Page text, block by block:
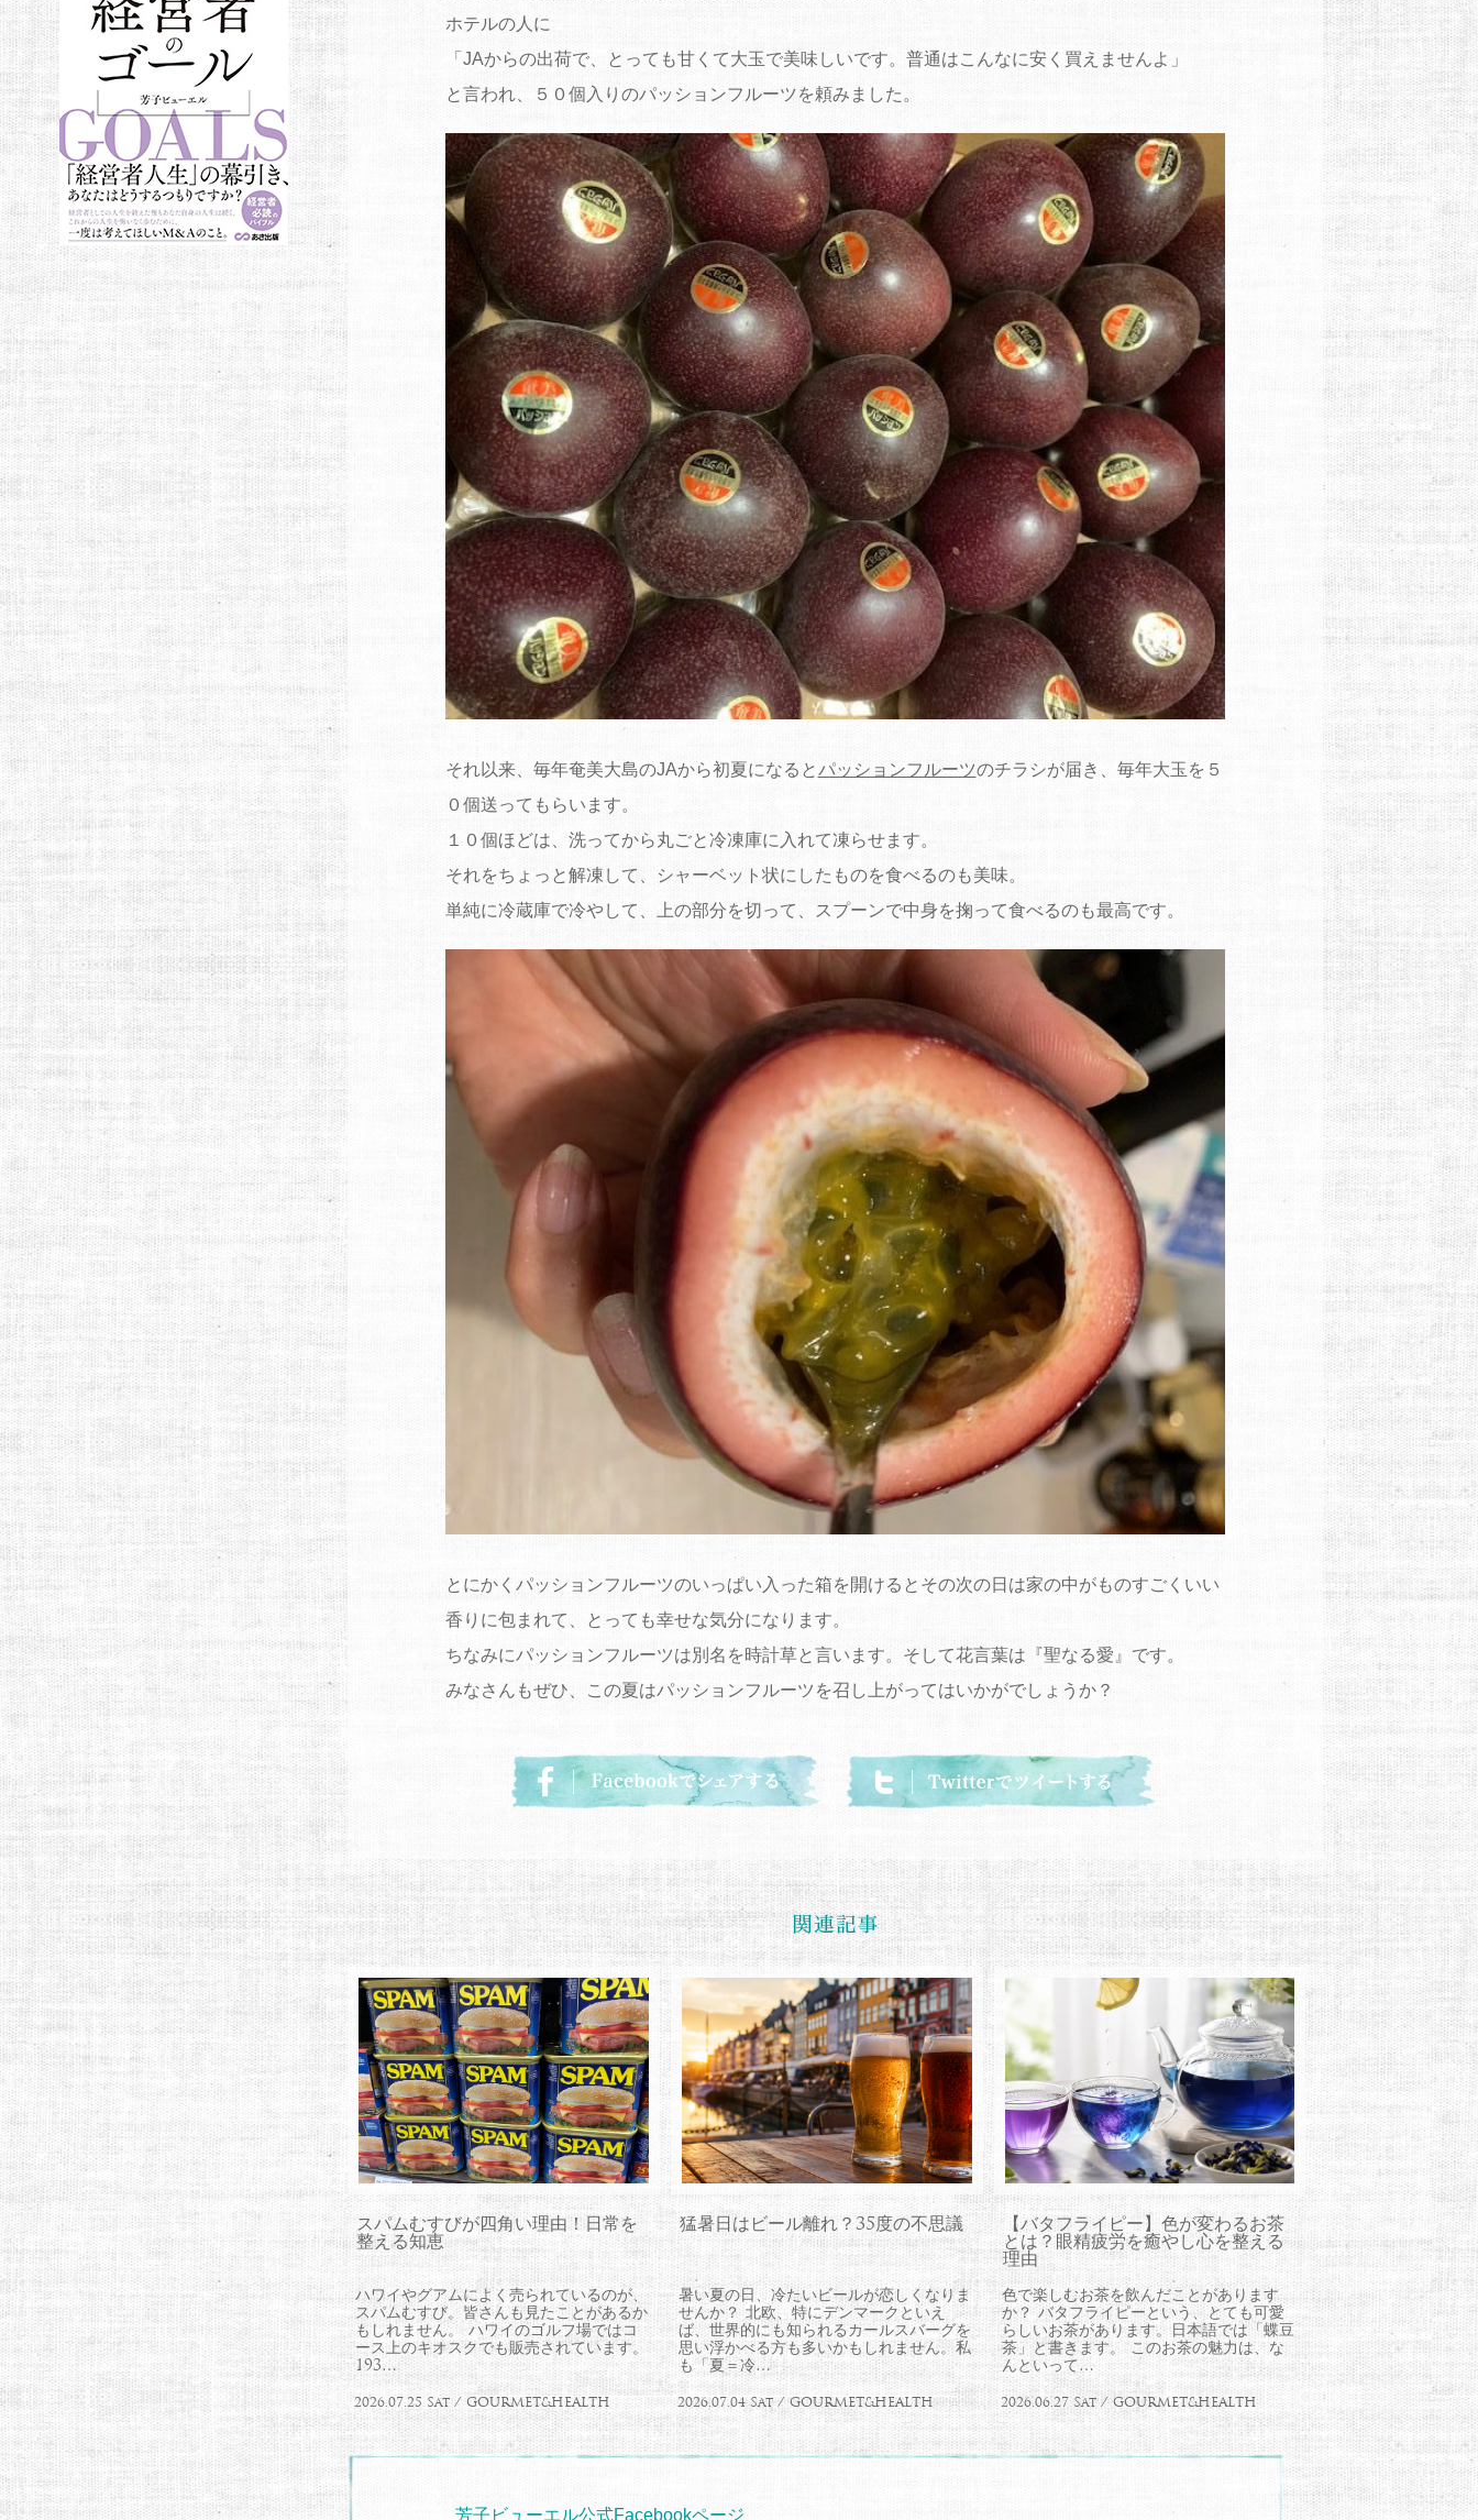
ホテルの人に
「JAからの出荷で、とっても甘くて大玉で美味しいです。普通はこんなに安く買えませんよ」
と言われ、５０個入りのパッションフルーツを頼みました。
それ以来、毎年奄美大島のJAから初夏になるとパッションフルーツのチラシが届き、毎年大玉を５
０個送ってもらいます。
１０個ほどは、洗ってから丸ごと冷凍庫に入れて凍らせます。
それをちょっと解凍して、シャーベット状にしたものを食べるのも美味。
単純に冷蔵庫で冷やして、上の部分を切って、スプーンで中身を掬って食べるのも最高です。
とにかくパッションフルーツのいっぱい入った箱を開けるとその次の日は家の中がものすごくいい
香りに包まれて、とっても幸せな気分になります。
ちなみにパッションフルーツは別名を時計草と言います。そして花言葉は『聖なる愛』です。
みなさんもぜひ、この夏はパッションフルーツを召し上がってはいかがでしょうか？
スパムむすびが四角い理由！日常を
整える知恵
ハワイやグアムによく売られているのが、
スパムむすび。皆さんも見たことがあるか
もしれません。 ハワイのゴルフ場ではコ
ース上のキオスクでも販売されています。
193…
2026.07.25 Sat / GOURMET&HEALTH
猛暑日はビール離れ？35度の不思議
暑い夏の日、冷たいビールが恋しくなりま
せんか？ 北欧、特にデンマークといえ
ば、世界的にも知られるカールスバーグを
思い浮かべる方も多いかもしれません。私
も「夏＝冷…
2026.07.04 Sat / GOURMET&HEALTH
【バタフライピー】色が変わるお茶
とは？眼精疲労を癒やし心を整える
理由
色で楽しむお茶を飲んだことがあります
か？ バタフライピーという、とても可愛
らしいお茶があります。日本語では「蝶豆
茶」と書きます。 このお茶の魅力は、な
んといって…
2026.06.27 Sat / GOURMET&HEALTH
芳子ビューエル公式Facebookページ